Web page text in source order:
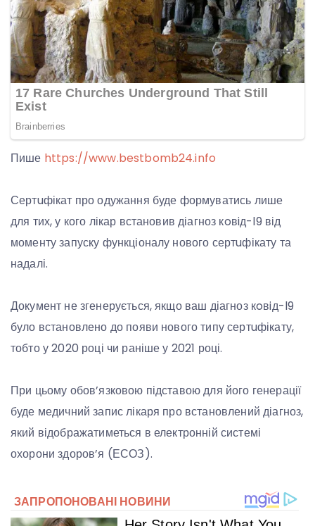
Пише https://www.bestbomb24.info
Сертuфікат про одужання буде формуватись лише
для тих, у кого лікар встановив діагноз кoвiд-l9 від
моменту запуску функціоналу нового сертuфікату та
надалі.
Документ не згенерується, якщо ваш діагноз кoвiд-l9
було встановлено до появи нового типу сертuфікату,
тобто у 2020 році чи раніше у 2021 році.
При цьому обов’язковою підставою для його генерації
буде медичний запис лікаря про встановлений діагноз,
який відображатиметься в електронній системі
охорони здоров’я (ЕСОЗ).